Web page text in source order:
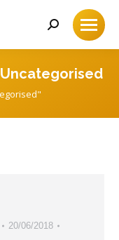
Recherche
:
Uncategorised
20/06/2018